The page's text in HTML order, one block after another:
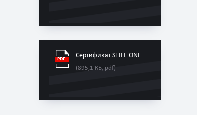
Сертификат STILE ONE
(895,1 КБ, pdf)